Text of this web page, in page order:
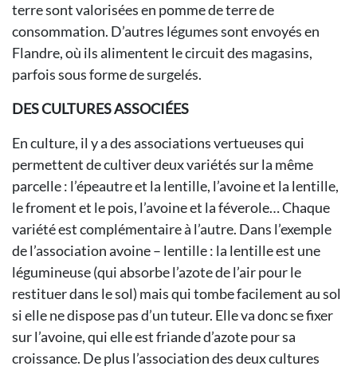
terre sont valorisées en pomme de terre de
consommation. D’autres légumes sont envoyés en
Flandre, où ils alimentent le circuit des magasins,
parfois sous forme de surgelés.
DES CULTURES ASSOCIÉES
En culture, il y a des associations vertueuses qui
permettent de cultiver deux variétés sur la même
parcelle : l’épeautre et la lentille, l’avoine et la lentille,
le froment et le pois, l’avoine et la féverole… Chaque
variété est complémentaire à l’autre. Dans l’exemple
de l’association avoine – lentille : la lentille est une
légumineuse (qui absorbe l’azote de l’air pour le
restituer dans le sol) mais qui tombe facilement au sol
si elle ne dispose pas d’un tuteur. Elle va donc se fixer
sur l’avoine, qui elle est friande d’azote pour sa
croissance. De plus l’association des deux cultures